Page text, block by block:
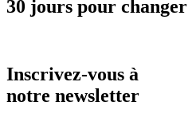
30 jours pour
Inscrivez-vous à
notre newsletter